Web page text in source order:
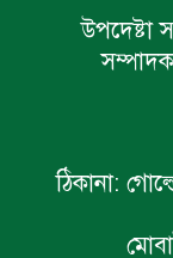
উপদেষ্টা
ঠিকানা: